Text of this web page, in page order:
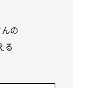
解してくれるトレ
の
る